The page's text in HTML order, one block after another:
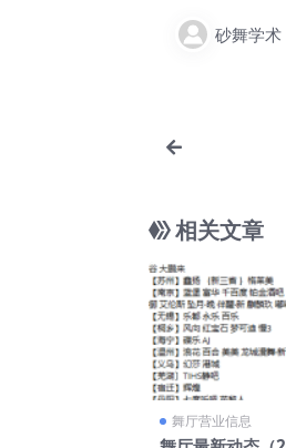
砂舞学术
相关文章
舞厅营业信息